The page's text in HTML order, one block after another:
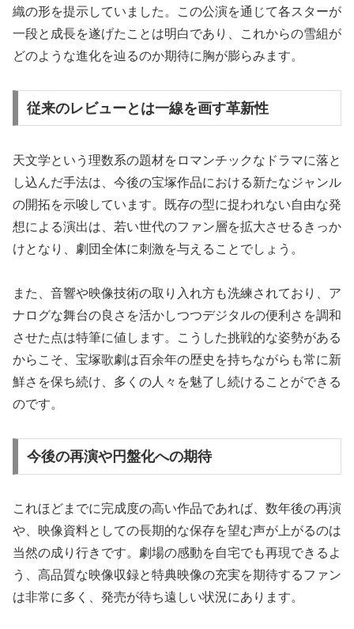
織の形を提示していました。この公演を通じて各スターが
一段と成長を遂げたことは明白であり、これからの雪組が
どのような進化を辿るのか期待に胸が膨らみます。
従来のレビューとは一線を画す革新性
天文学という理数系の題材をロマンチックなドラマに落と
し込んだ手法は、今後の宝塚作品における新たなジャンル
の開拓を示唆しています。既存の型に捉われない自由な発
想による演出は、若い世代のファン層を拡大させるきっか
けとなり、劇団全体に刺激を与えることでしょう。
また、音響や映像技術の取り入れ方も洗練されており、ア
ナログな舞台の良さを活かしつつデジタルの便利さを調和
させた点は特筆に値します。こうした挑戦的な姿勢がある
からこそ、宝塚歌劇は百余年の歴史を持ちながらも常に新
鮮さを保ち続け、多くの人々を魅了し続けることができる
のです。
今後の再演や円盤化への期待
これほどまでに完成度の高い作品であれば、数年後の再演
や、映像資料としての長期的な保存を望む声が上がるのは
当然の成り行きです。劇場の感動を自宅でも再現できるよ
う、高品質な映像収録と特典映像の充実を期待するファン
は非常に多く、発売が待ち遠しい状況にあります。